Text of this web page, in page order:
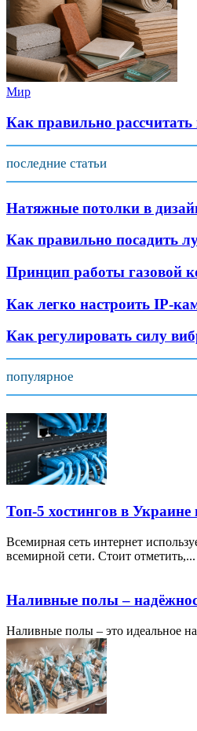
Мир
Как правильно
последние статьи
Натяжные потолки в
Как правильно посадить
Принцип работы газовой
Как легко настроить IP-
Как регулировать силу
популярное
Топ-5 хостингов в
Всемирная сеть интернет
всемирной сети. Стоит отметить,...
Наливные полы –
Наливные полы – это идеальное